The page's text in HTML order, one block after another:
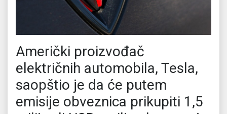
Američki proizvođač
električnih automobila, Tesla,
saopštio je da će putem
emisije obveznica prikupiti 1,5